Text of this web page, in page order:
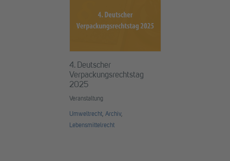
4. Deutscher
Verpackungsrechtstag
2025
Veranstaltung
Umweltrecht, Archiv,
Lebensmittelrecht